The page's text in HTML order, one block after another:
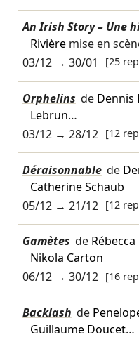
An Irish Story – Une
Rivièremise en
03/12→ 30/01 [25
Orphelins de Dennis
Lebrun…
03/12→ 28/12 [12
Déraisonnable de
Catherine Schaub
05/12→ 21/12 [12
Gamètes de
Nikola Carton
06/12→ 30/12 [16
Backlash de
Guillaume Doucet…